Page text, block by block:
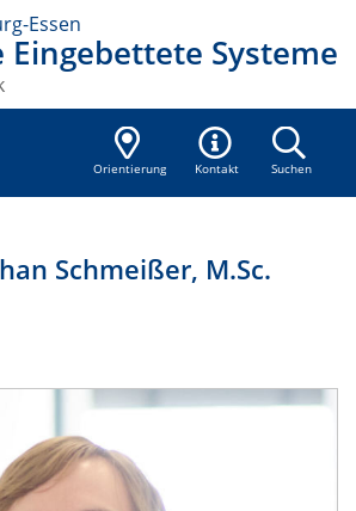
Essen
Systeme
Orientierung Kontakt Suchen
Schmeißer, M.Sc.